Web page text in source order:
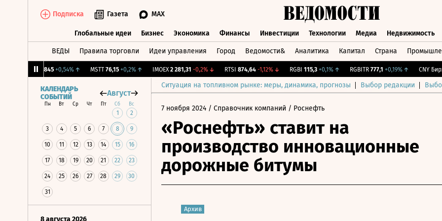
Подписка Газета MAX
Глобальные идеи Бизнес Экономика Финансы Инвестиции Технологии Медиа Недвижимость
ВЕДЫ Правила торговли Идеи управления Город Ведомости& Аналитика Капитал Страна
+0,54%↑ MSTT 76,15 +0,2%↑ IMOEX 2 281,31 -0,2%↓ RTSI 874,64 -1,12%↓ RGBI 115,3 +0,1%↑ RGBITR 777,1 +0,19%↑ CNY Бирж.
Ситуация на топливном рынке: меры, динамика, прогнозы Выбор редакции
КАЛЕНДАРЬ
СОБЫТИЙ
Август
Пн Вт Ср Чт Пт Сб Вс
1 2
3 4 5 6 7 8 9
10 11 12 13 14 15 16
17 18 19 20 21 22 23
24 25 26 27 28 29 30
31
8 августа 2026
7 ноября 2024 / Справочник компаний / Роснефть
«Роснефть» ставит на
производство инновационные
дорожные битумы
Архив